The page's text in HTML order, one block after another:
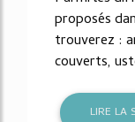
proposés
trouverez :
couverts,
LIRE LA